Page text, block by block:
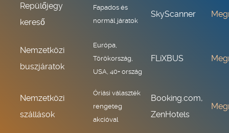
Repülőjegy
kereső
Fapados és
normál járatok
SkyScanner
Nemzetközi
buszjáratok
Európa,
Törökország,
USA, 40+ ország
FLiXBUS
Nemzetközi
szállások
Óriási választék
rengeteg
akcióval
Booking.com,
ZenHotels